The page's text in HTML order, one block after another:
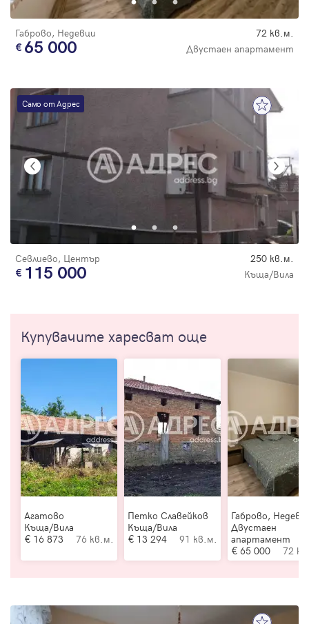
Габрово, Недевци 72 кв.м.
65 000 Двустаен апартамент
Само от Адрес
Севлиево, Център 250 кв.м.
115 000 Къща/Вила
Купувачите харесват още
Агатово
Къща/Вила
16 873
76 кв.м.
Петко Славейков
Къща/Вила
13 294
91 кв.м.
Габрово,
Двустаен
апартамент
65 000
72